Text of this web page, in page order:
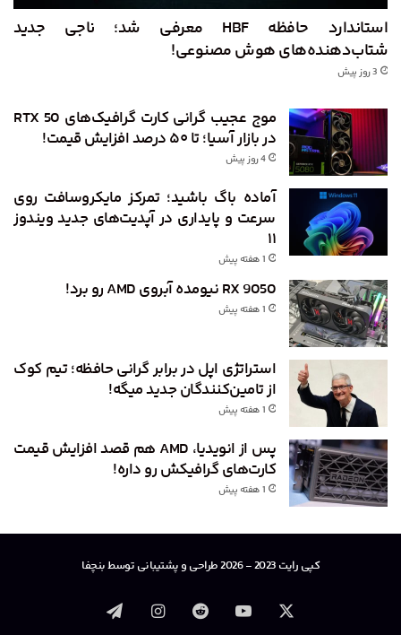
استاندارد حافظه HBF معرفی شد؛ ناجی جدید
شتاب‌دهنده‌های هوش مصنوعی!
3 روز پیش
موج عجیب گرانی کارت گرافیک‌های RTX 50
در بازار آسیا؛ تا ۵۰ درصد افزایش قیمت!
4 روز پیش
آماده باگ باشید؛ تمرکز مایکروسافت روی
سرعت و پایداری در آپدیت‌های جدید ویندوز
۱۱
1 هفته پیش
RX 9050 نیومده آبروی AMD رو برد!
1 هفته پیش
استراتژی اپل در برابر گرانی حافظه؛ تیم کوک
از تامین‌کنندگان جدید میگه!
1 هفته پیش
پس از انویدیا، AMD هم قصد افزایش قیمت
کارت‌های گرافیکش رو داره!
1 هفته پیش
کپی رایت 2023 - 2026 طراحی و پشتیبانی توسط بنچفا
X یوتیوب‫رددیتاینستاگرامتلگرام